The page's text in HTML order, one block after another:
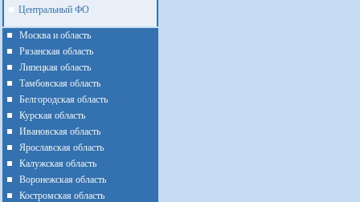
Центральный ФО
Москва и область
Рязанская область
Липецкая область
Тамбовская область
Белгородская область
Курская область
Ивановская область
Ярославская область
Калужская область
Воронежская область
Костромская область